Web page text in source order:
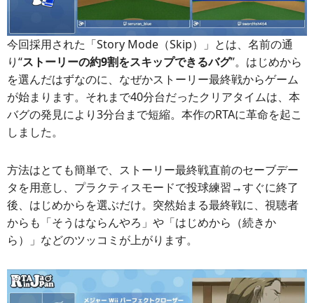
今回採用された「Story Mode（Skip）」とは、名前の通
り“ストーリーの約9割をスキップできるバグ”。はじめから
を選んだはずなのに、なぜかストーリー最終戦からゲーム
が始まります。それまで40分台だったクリアタイムは、本
バグの発見により3分台まで短縮。本作のRTAに革命を起こ
しました。
方法はとても簡単で、ストーリー最終戦直前のセーブデー
タを用意し、プラクティスモードで投球練習→すぐに終了
後、はじめからを選ぶだけ。突然始まる最終戦に、視聴者
からも「そうはならんやろ」や「はじめから（続きか
ら）」などのツッコミが上がります。